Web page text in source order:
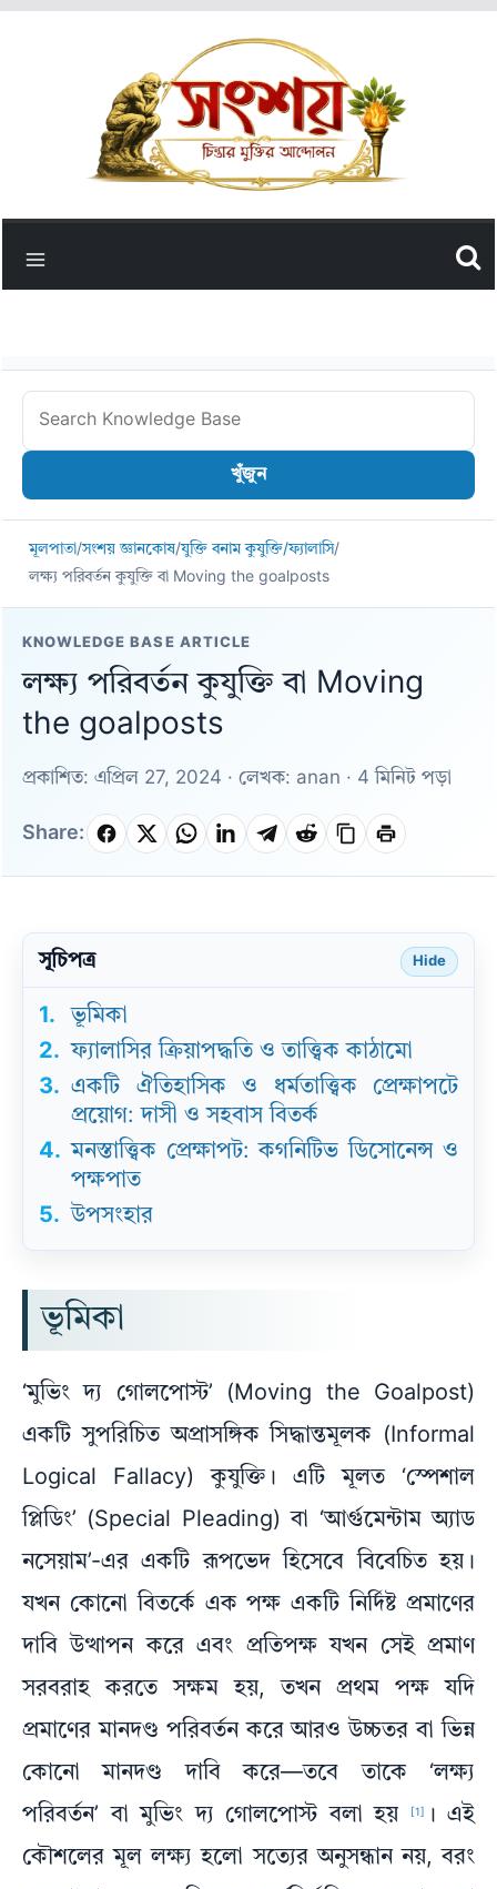
Search
Knowledge
খুঁজুন
মূলপাতা/সংশয় জ্ঞানকোষ/যুক্তি বনাম কুযুক্তি/ফ্যালাসি/
লক্ষ্য পরিবর্তন কুযুক্তি বা Moving the goalposts
KNOWLEDGE BASE ARTICLE
লক্ষ্য পরিবর্তন কুযুক্তি বা Moving
the goalposts
প্রকাশিত: এপ্রিল 27, 2024 · লেখক: anan · 4 মিনিট পড়া
Share:
সূচিপত্র Hide
1.
ভূমিকা
2. ফ্যালাসির ক্রিয়াপদ্ধতি ও তাত্ত্বিক কাঠামো
3. একটি ঐতিহাসিক ও ধর্মতাত্ত্বিক প্রেক্ষাপটে
প্রয়োগ: দাসী ও সহবাস বিতর্ক
4. মনস্তাত্ত্বিক প্রেক্ষাপট: কগনিটিভ ডিসোনেন্স ও
পক্ষপাত
5. উপসংহার
ভূমিকা
‘মুভিং দ্য গোলপোস্ট’ (Moving the Goalpost)
একটি সুপরিচিত অপ্রাসঙ্গিক সিদ্ধান্তমূলক (Informal
Logical Fallacy) কুযুক্তি। এটি মূলত ‘স্পেশাল
প্লিডিং’ (Special Pleading) বা ‘আর্গুমেন্টাম অ্যাড
নসেয়াম’-এর একটি রূপভেদ হিসেবে বিবেচিত হয়।
যখন কোনো বিতর্কে এক পক্ষ একটি নির্দিষ্ট প্রমাণের
দাবি উত্থাপন করে এবং প্রতিপক্ষ যখন সেই প্রমাণ
সরবরাহ করতে সক্ষম হয়, তখন প্রথম পক্ষ যদি
প্রমাণের মানদণ্ড পরিবর্তন করে আরও উচ্চতর বা ভিন্ন
কোনো মানদণ্ড দাবি করে—তবে তাকে ‘লক্ষ্য
পরিবর্তন’ বা মুভিং দ্য গোলপোস্ট বলা হয়
[1]
। এই
কৌশলের মূল লক্ষ্য হলো সত্যের অনুসন্ধান নয়, বরং